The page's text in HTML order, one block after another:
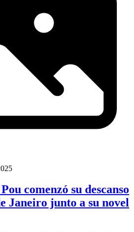
comenzó su descanso
Janeiro junto a su novel